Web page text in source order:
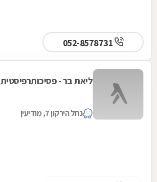
ליאת בר - פסיכותרפיסטית
נחל הירקון 7, מודיעין